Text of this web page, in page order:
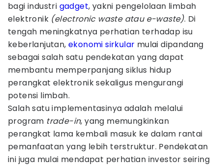
bagi industri gadget, yakni pengelolaan limbah
elektronik (electronic waste atau e-waste). Di
tengah meningkatnya perhatian terhadap isu
keberlanjutan,ekonomi sirkular mulai dipandang
sebagai salah satu pendekatan yang dapat
membantu memperpanjang siklus hidup
perangkat elektronik sekaligus mengurangi
potensi limbah.
Salah satu implementasinya adalah melalui
program trade-in, yang memungkinkan
perangkat lama kembali masuk ke dalam rantai
pemanfaatan yang lebih terstruktur. Pendekatan
ini juga mulai mendapat perhatian investor seiring